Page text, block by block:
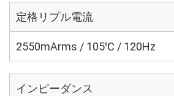
定格リプル電流
2550mArms / 105℃ / 120Hz
インピーダンス